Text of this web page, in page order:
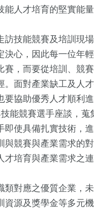
人才培育的堅實能量
訪技能競賽及培訓現
決心，因此每一位年
賽，而要從培訓、競
。面對產業缺工及人
要協助優秀人才順利
能競賽選手座談，
即使具備扎實技術，
與競賽與產業需求的
培育與產業需求之連
類對應之優質企業，
資源及獎學金等多元